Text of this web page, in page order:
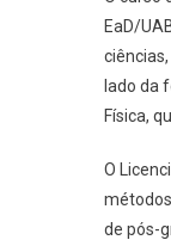
EaD/
lado da
Física,
O
de pós-